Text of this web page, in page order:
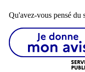
Qu'avez-vous pensé du